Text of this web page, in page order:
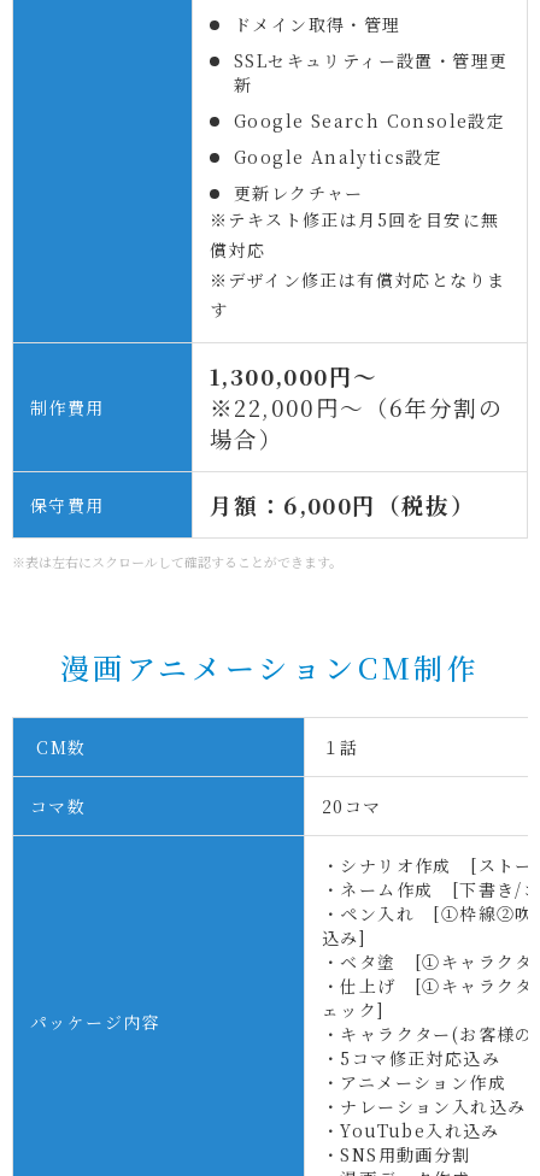
ドメイン取得・管理
SSLセキュリティー設置・管理更
新
Google Search Console設定
Google Analytics設定
更新レクチャー
※テキスト修正は月5回を目安に無
償対応
※デザイン修正は有償対応となりま
す
制作費用
1,300,000円〜
※22,000円〜（6年分割の
場合）
保守費用 月額：6,000円（税抜）
※表は左右にスクロールして確認することができます。
漫画アニメーションCM制作
CM数 １話
コマ数 20 コマ
パッケージ内容
・シナリオ作成 [ストー
・ネーム作成 [下書き/
・ペン入れ [①枠線②吹
込み]
・ベタ塗 [①キャラクタ
・仕上げ [①キャラクタ
ェック]
・キャラクター(お客様
・5コマ修正対応込み
・アニメーション作成
・ナレーション入れ込み
・YouTube入れ込み
・SNS用動画分割